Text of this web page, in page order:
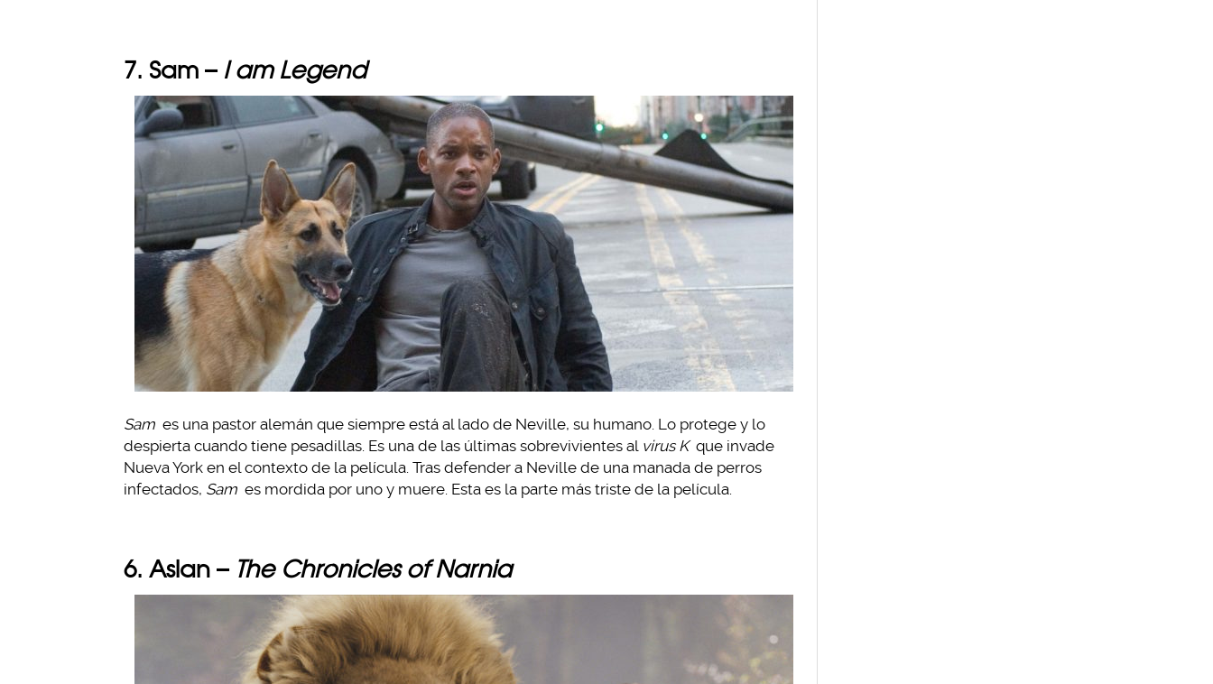
7. Sam – I am Legend
Sam es una pastor alemán que siempre está al lado de Neville, su humano. Lo protege y lo
despierta cuando tiene pesadillas. Es una de las últimas sobrevivientes al virus K que invade
Nueva York en el contexto de la película. Tras defender a Neville de una manada de perros
infectados, Sam es mordida por uno y muere. Esta es la parte más triste de la película.
6. Aslan – The Chronicles of Narnia